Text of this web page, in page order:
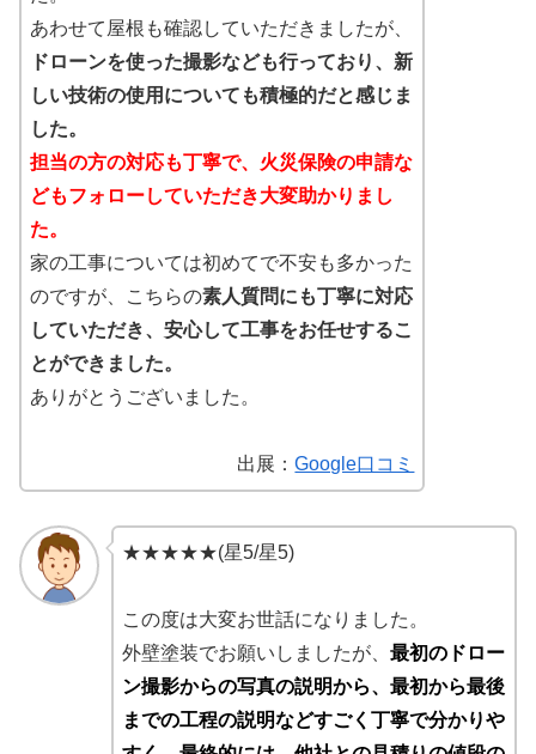
あわせて屋根も確認していただきましたが、
ドローンを使った撮影なども行っており、新
しい技術の使用についても積極的だと感じま
した。
担当の方の対応も丁寧で、火災保険の申請な
どもフォローしていただき大変助かりまし
た。
家の工事については初めてで不安も多かった
のですが、こちらの素人質問にも丁寧に対応
していただき、安心して工事をお任せするこ
とができました。
ありがとうございました。
出展：Google口コミ
★★★★★(星5/星5)
この度は大変お世話になりました。
外壁塗装でお願いしましたが、 最初のドロー
ン撮影からの写真の説明から、最初から最後
までの工程の説明などすごく丁寧で分かりや